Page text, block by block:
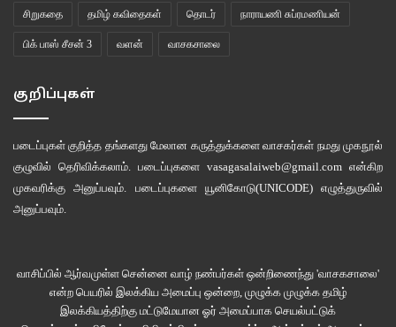
சிறுகதை தமிழ் கவிதைகள் தொடர் நாராயணி சுப்ரமணியன்
பிக் பாஸ் சீசன் 3 வளன் வாசகசாலை
குறிப்புகள்
படைப்புகள் குறித்த தங்களது மேலான கருத்துக்களை வாசகர்கள் நமது முகநூல்
குழுவில் தெரிவிக்கலாம். படைப்புகளை vasagasalaiweb@gmail.com என்கிற
முகவரிக்கு அனுப்பவும். படைப்புகளை யூனிகோடு(UNICODE)எழுத்துருவில்
அனுப்பவும்.
வாசிப்பில் ஆர்வமுள்ள சென்னை வாழ் நண்பர்கள் ஒன்றிணைந்து 'வாசகசாலை'
என்ற பெயரில் இலக்கிய அமைப்பு ஒன்றை, முழுக்க முழுக்க தமிழ்
இலக்கியத்திற்கு மட்டுமேயான ஓர் அமைப்பாக செயல்பட்டுக்